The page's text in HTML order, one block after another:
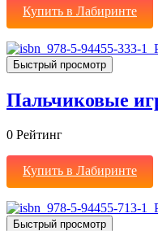
Купить в Лабиринте
Быстрый просмотр
Пальчиковые
0 Рейтинг
Купить в Лабиринте
Быстрый просмотр